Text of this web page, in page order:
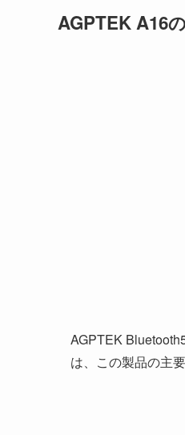
AGPTEK A16
AGPTEK
は、この製品の主